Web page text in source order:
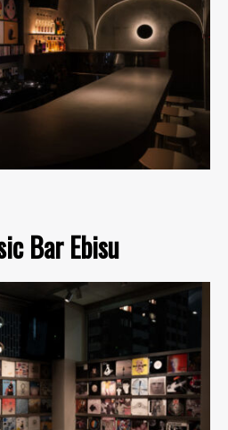
Bar Ebisu